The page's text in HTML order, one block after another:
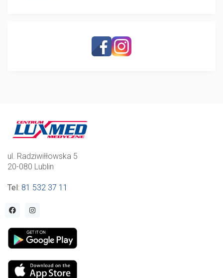
ul. Radziwiłłowska 5
20-080 Lublin
Tel: 81 532 37 11